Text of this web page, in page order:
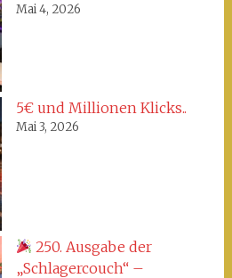
Mai 4, 2026
5€ und Millionen Klicks..
Mai 3, 2026
250. Ausgabe der
„Schlagercouch“ –